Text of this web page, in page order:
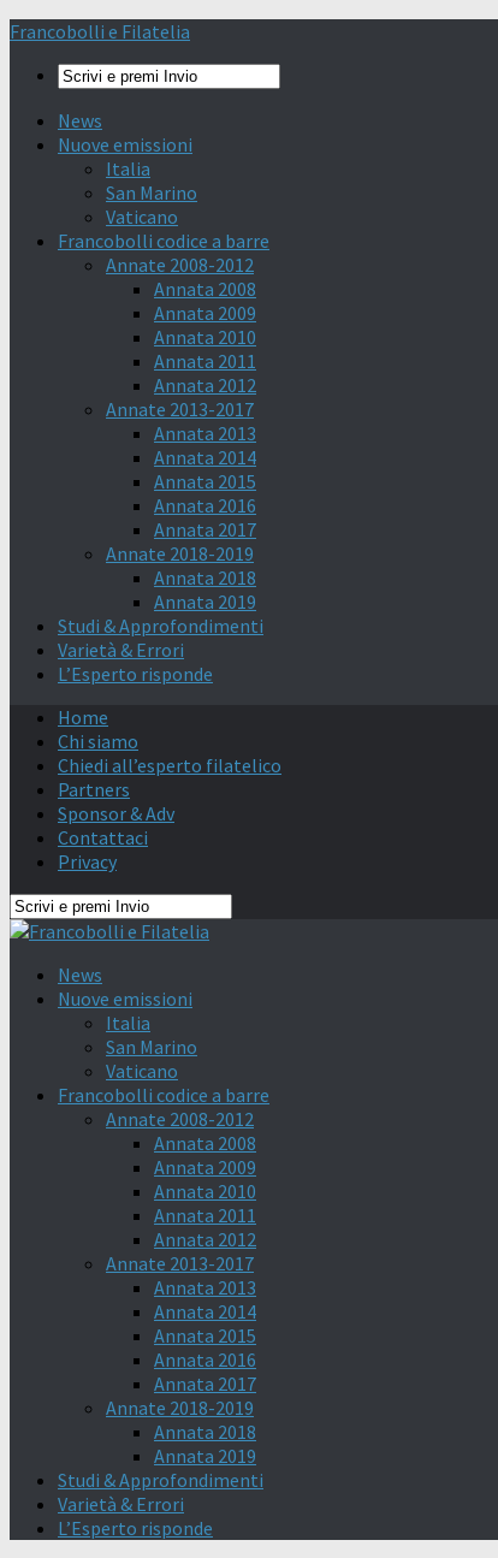
Francobolli e Filatelia
News
Nuove emissioni
Italia
San Marino
Vaticano
Francobolli codice a barre
Annate 2008-2012
Annata 2008
Annata 2009
Annata 2010
Annata 2011
Annata 2012
Annate 2013-2017
Annata 2013
Annata 2014
Annata 2015
Annata 2016
Annata 2017
Annate 2018-2019
Annata 2018
Annata 2019
Studi & Approfondimenti
Varietà & Errori
L’Esperto risponde
Home
Chi siamo
Chiedi all’esperto filatelico
Partners
Sponsor & Adv
Contattaci
Privacy
News
Nuove emissioni
Italia
San Marino
Vaticano
Francobolli codice a barre
Annate 2008-2012
Annata 2008
Annata 2009
Annata 2010
Annata 2011
Annata 2012
Annate 2013-2017
Annata 2013
Annata 2014
Annata 2015
Annata 2016
Annata 2017
Annate 2018-2019
Annata 2018
Annata 2019
Studi & Approfondimenti
Varietà & Errori
L’Esperto risponde